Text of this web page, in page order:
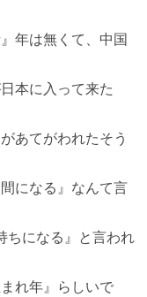
年は無くて、中国
本に入って来た
あてがわれたそう
になる』なんて言
ちになる』と言われ
れ年』らしいで